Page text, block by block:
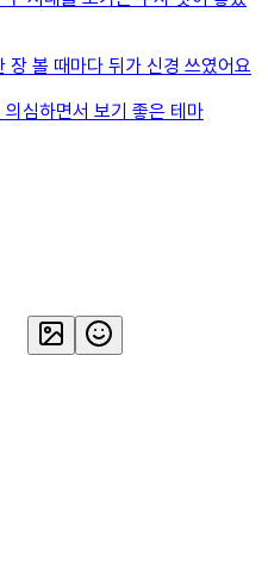
장 볼 때마다 뒤가 신경 쓰였어요
심하면서 보기 좋은 테마